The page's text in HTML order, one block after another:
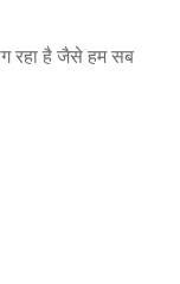
रहा है जैसे हम सब